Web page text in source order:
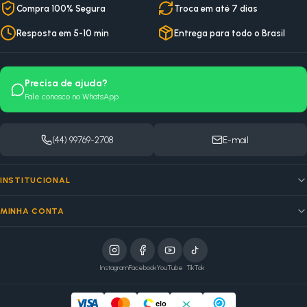
Compra 100% Segura Troca em até 7 dias
Resposta em 5-10 min Entrega para todo o Brasil
Precisa de ajuda?
Fale conosco no WhatsApp
(44) 99769-2708 E-mail
INSTITUCIONAL
MINHA CONTA
InstagramFacebookYouTube TikTok
elo